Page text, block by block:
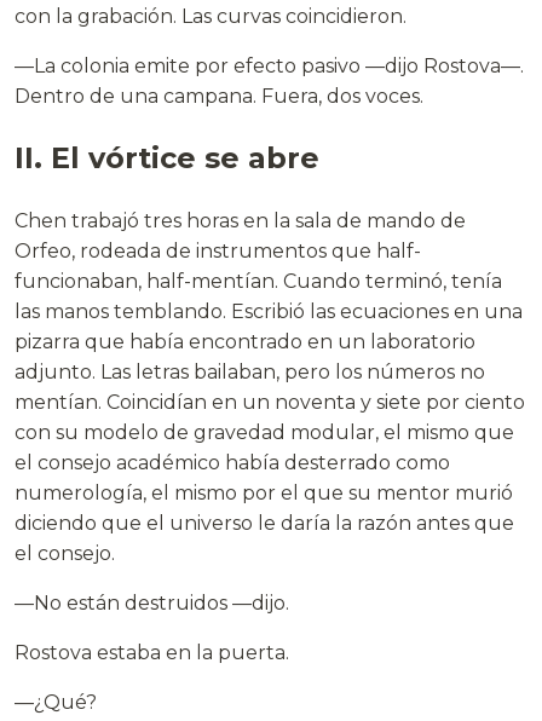
con la grabación. Las curvas coincidieron.
—La colonia emite por efecto pasivo —dijo Rostova—.
Dentro de una campana. Fuera, dos voces.
II. El vórtice se abre
Chen trabajó tres horas en la sala de mando de
Orfeo, rodeada de instrumentos que half-
funcionaban, half-mentían. Cuando terminó, tenía
las manos temblando. Escribió las ecuaciones en una
pizarra que había encontrado en un laboratorio
adjunto. Las letras bailaban, pero los números no
mentían. Coincidían en un noventa y siete por ciento
con su modelo de gravedad modular, el mismo que
el consejo académico había desterrado como
numerología, el mismo por el que su mentor murió
diciendo que el universo le daría la razón antes que
el consejo.
—No están destruidos —dijo.
Rostova estaba en la puerta.
—¿Qué?